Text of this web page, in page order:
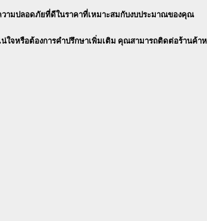
มปลอดภัยที่ดีในราคาที่เหมาะสมกับงบประมาณของคุณ
หรือต้องการคำปรึกษาเพิ่มเติม คุณสามารถติดต่อร้านค้